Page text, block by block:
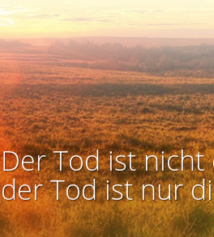
Der Tod ist nicht
der Tod ist nur